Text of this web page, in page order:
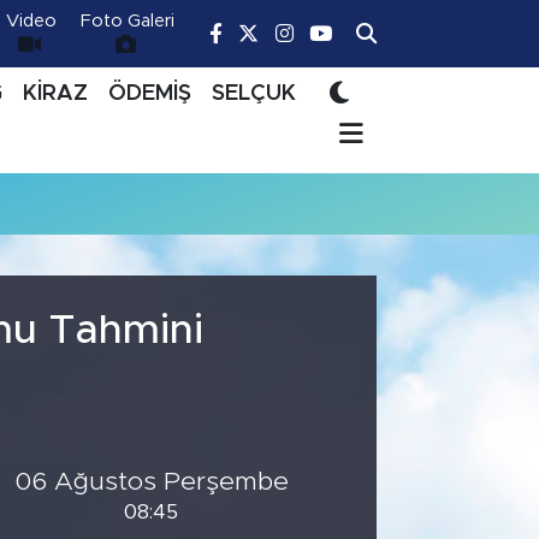
Video Foto Galeri
KİRAZ ÖDEMİŞ SELÇUK
Tahmini
06 Ağustos Perşembe
08:45